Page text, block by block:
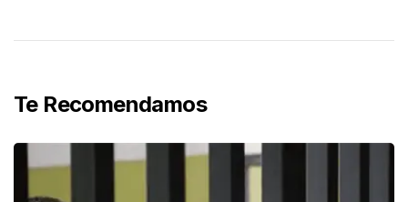
Te Recomendamos